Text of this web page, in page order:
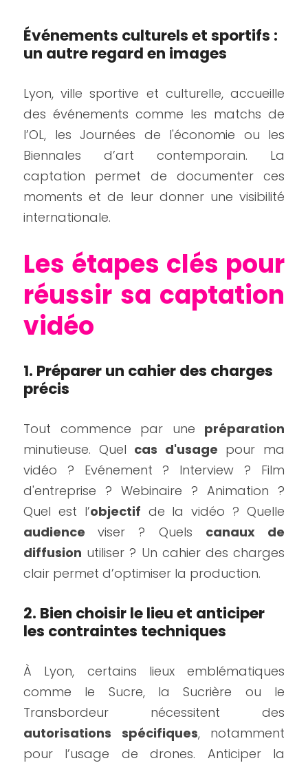
Événements culturels et sportifs :
un autre regard en images
Lyon, ville sportive et culturelle, accueille
des événements comme les matchs de
l’OL, les Journées de l'économie ou les
Biennales d’art contemporain. La
captation permet de documenter ces
moments et de leur donner une visibilité
internationale.
Les étapes clés pour
réussir sa captation
vidéo
1. Préparer un cahier des charges
précis
Tout commence par une
minutieuse. Quel cas d'usage pour ma
vidéo ? Evénement ? Interview ? Film
d'entreprise ? Webinaire ? Animation ?
Quel est l’objectif
audience viser ? Quels canaux de
diffusion utiliser ? Un cahier des charges
clair permet d’optimiser la production.
2. Bien choisir le lieu et anticiper
les contraintes techniques
À Lyon, certains lieux emblématiques
comme le Sucre, la Sucrière ou le
autorisations spécifiques, notamment
pour l’usage de drones. Anticiper la